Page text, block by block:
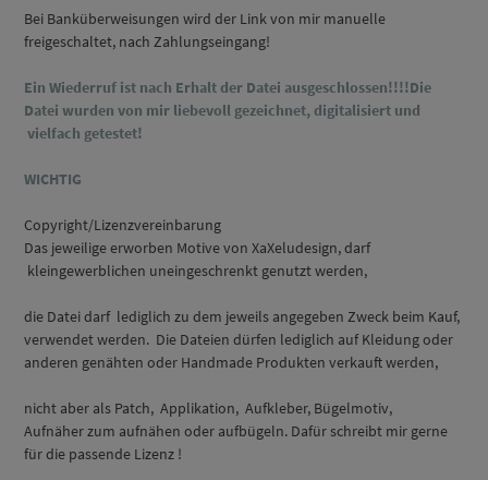
Bei Banküberweisungen wird der Link von mir manuelle
freigeschaltet, nach Zahlungseingang!
Ein Wiederruf ist nach Erhalt der Datei ausgeschlossen!!!!Die
Datei wurden von mir liebevoll gezeichnet, digitalisiert und
vielfach getestet!
WICHTIG
Copyright/Lizenzvereinbarung
Das jeweilige erworben Motive von XaXeludesign, darf
kleingewerblichen uneingeschrenkt genutzt werden,
die Datei darf lediglich zu dem jeweils angegeben Zweck beim Kauf,
verwendet werden. Die Dateien dürfen lediglich auf Kleidung oder
anderen genähten oder Handmade Produkten verkauft werden,
nicht aber als Patch, Applikation, Aufkleber, Bügelmotiv,
Aufnäher zum aufnähen oder aufbügeln. Dafür schreibt mir gerne
für die passende Lizenz !